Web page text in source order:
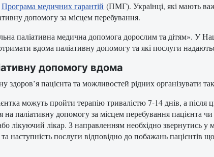
Програма медичних гарантій (ПМГ). Українці, які мають
допомогу за місцем перебування.
паліативна медична допомога дорослим та дітям». У
вдома паліативну допомогу та які послуги
допомогу вдома
пацієнта та можливостей рідних організувати
можуть пройти терапію тривалістю 7-14 днів, а після
паліативну допомогу за місцем перебування пацієнта
лікуючий лікар. З направленням необхідно звернутись
послуги відповідно до побажань пацієнтів